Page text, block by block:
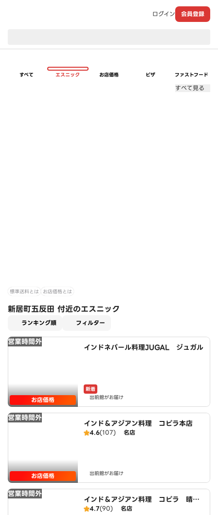
ログイン 会員登録
すべて エスニック お店価格 ピザ ファストフード
すべて見る
標準送料とは お店価格とは
新居町五反田 付近のエスニック
ランキング順 フィルター
営業時間外
お店価格
インドネパール料理JUGAL ジュガル
新着
出前館がお届け
営業時間外
お店価格
インド＆アジアン料理 コピラ本店
4.6(107) 名店
出前館がお届け
営業時間外
インド＆アジアン料理 コピラ 晴丘
店4.7(90) 名店